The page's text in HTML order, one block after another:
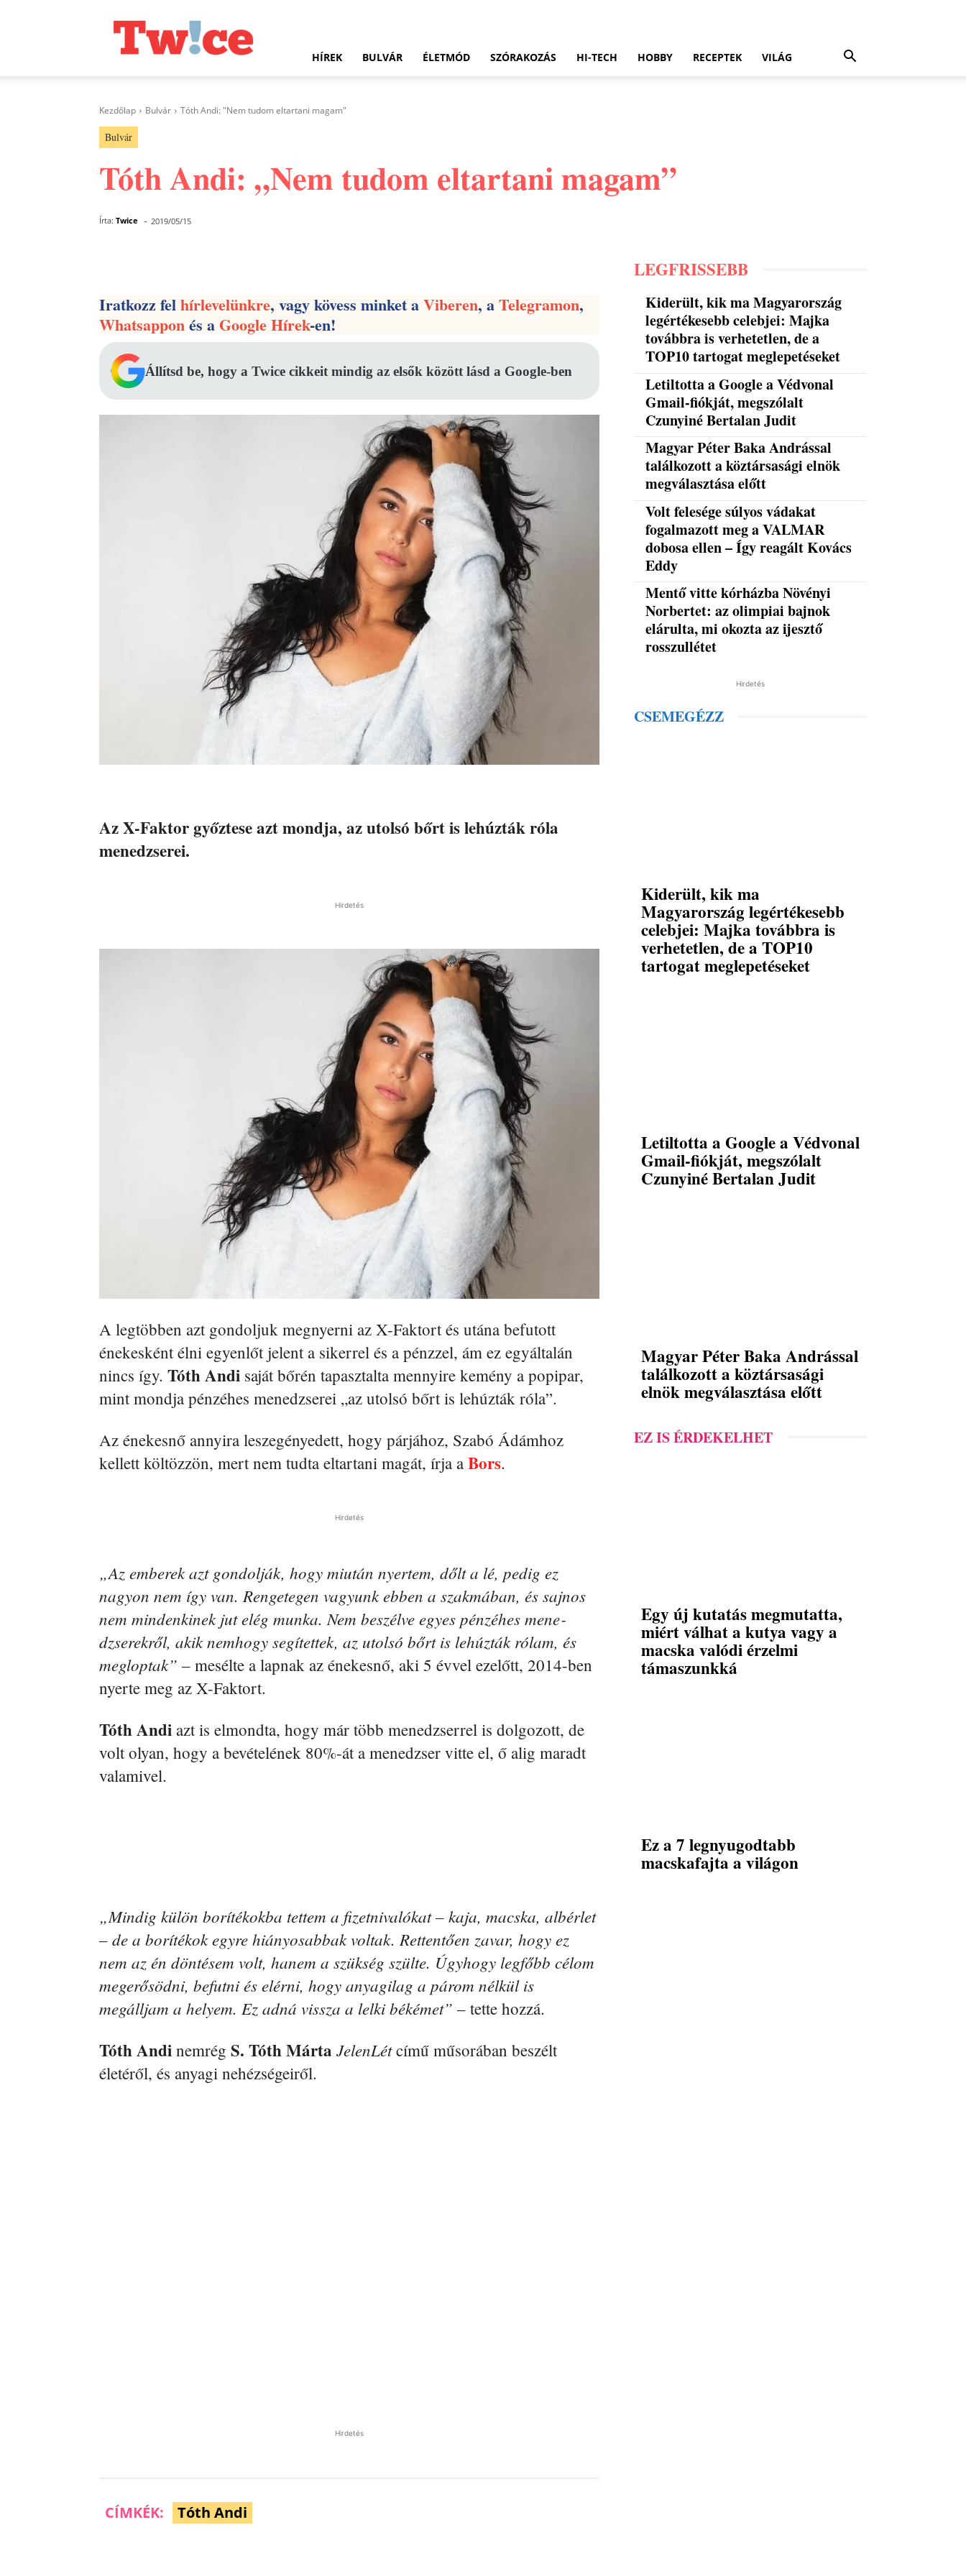
HÍREK BULVÁR ÉLETMÓD SZÓRAKOZÁS HI-TECH HOBBY RECEPTEK VILÁG
Kezdőlap Bulvár Tóth Andi: "Nem tudom eltartani magam"
Bulvár
Tóth Andi: „Nem tudom eltartani magam”
Írta: Twice - 2019/05/15
Iratkozz felhírlevelünkre, vagy kövess minket aViberen, aTelegramon,
Whatsapponés aGoogle Hírek-en!
Állítsd be, hogy a Twice cikkeit mindig az elsők között lásd a Google-ben
Az X-Faktor győztese azt mondja, az utolsó bőrt is lehúzták róla
menedzserei.
Hirdetés
A legtöbben azt gondoljuk megnyerni az X-Faktort és utána befutott
énekesként élni egyenlőt jelent a sikerrel és a pénzzel, ám ez egyáltalán
nincs így. Tóth Andi saját bőrén tapasztalta mennyire kemény a popipar,
mint mondja pénzéhes menedzserei „az utolsó bőrt is lehúzták róla”.
Az énekesnő annyira leszegényedett, hogy párjához, Szabó Ádámhoz
kellett költözzön, mert nem tudta eltartani magát, írja a Bors.
Hirdetés
„Az emberek azt gondolják, hogy miután nyertem, dőlt a lé, pedig ez
nagyon nem így van. Rengetegen vagyunk ebben a szakmában, és sajnos
nem mindenkinek jut elég munka. Nem beszélve egyes pénzéhes mene­
dzserekről, akik nemhogy segítettek, az utolsó bőrt is lehúzták rólam, és
megloptak” – mesélte a lapnak az énekesnő, aki 5 évvel ezelőtt, 2014-ben
nyerte meg az X-Faktort.
Tóth Andi azt is elmondta, hogy már több menedzserrel is dolgozott, de
volt olyan, hogy a bevételének 80%-át a menedzser vitte el, ő alig maradt
valamivel.
„Mindig külön borítékokba tettem a fizetnivalókat – kaja, macska, al­bérlet
– de a borítékok egyre hiányosabbak voltak. Rettentően zavar, hogy ez
nem az én döntésem volt, hanem a szükség szülte. Úgyhogy legfőbb célom
megerősödni, befutni és elérni, hogy anyagilag a párom nélkül is
megálljam a he­lyem. Ez adná vissza a lelki bé­kémet” – tette hozzá.
Tóth Andi nemrég S. Tóth Márta JelenLétcímű műsorában beszélt
életéről, és anyagi nehézségeiről.
Hirdetés
CÍMKÉK: Tóth Andi
LEGFRISSEBB
Kiderült, kik ma Magyarország
legértékesebb celebjei: Majka
továbbra is verhetetlen, de a
TOP10 tartogat meglepetéseket
Letiltotta a Google a Védvonal
Gmail-fiókját, megszólalt
Czunyiné Bertalan Judit
Magyar Péter Baka Andrással
találkozott a köztársasági elnök
megválasztása előtt
Volt felesége súlyos vádakat
fogalmazott meg a VALMAR
dobosa ellen – Így reagált Kovács
Eddy
Mentő vitte kórházba Növényi
Norbertet: az olimpiai bajnok
elárulta, mi okozta az ijesztő
rosszullétet
Hirdetés
CSEMEGÉZZ
Kiderült, kik ma
Magyarország legértékesebb
celebjei: Majka továbbra is
verhetetlen, de a TOP10
tartogat meglepetéseket
Letiltotta a Google a Védvonal
Gmail-fiókját, megszólalt
Czunyiné Bertalan Judit
Magyar Péter Baka Andrással
találkozott a köztársasági
elnök megválasztása előtt
EZ IS ÉRDEKELHET
Egy új kutatás megmutatta,
miért válhat a kutya vagy a
macska valódi érzelmi
támaszunkká
Ez a 7 legnyugodtabb
macskafajta a világon